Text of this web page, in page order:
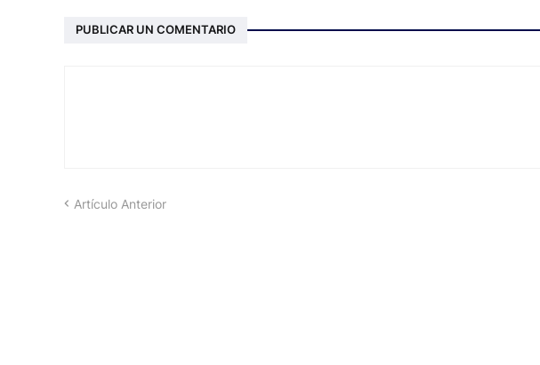
PUBLICAR UN COMENTARIO
Artículo Anterior